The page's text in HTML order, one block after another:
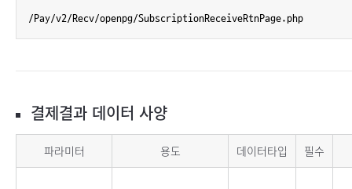
/Pay/v2/Recv/openpg/SubscriptionReceiveRtnPage.php
결제결과 데이터 사양
파라미터 용도 데이터타입 필수